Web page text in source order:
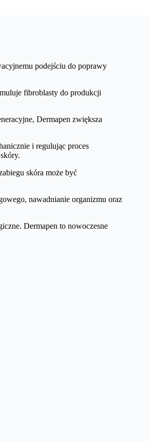
podejściu do poprawy
fibroblasty do produkcji
Dermapen zwiększa
i regulując proces
skóra może być
nawadnianie organizmu oraz
Dermapen to nowoczesne